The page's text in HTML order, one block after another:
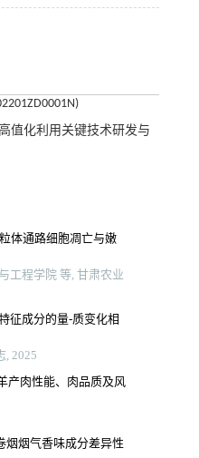
值化利用关键技术研发与